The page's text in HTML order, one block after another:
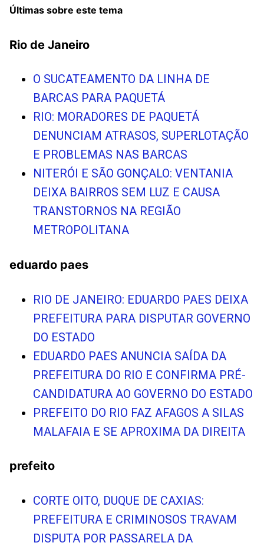
Últimas sobre este tema
Rio de Janeiro
O SUCATEAMENTO DA LINHA DE
BARCAS PARA PAQUETÁ
RIO: MORADORES DE PAQUETÁ
DENUNCIAM ATRASOS, SUPERLOTAÇÃO
E PROBLEMAS NAS BARCAS
NITERÓI E SÃO GONÇALO: VENTANIA
DEIXA BAIRROS SEM LUZ E CAUSA
TRANSTORNOS NA REGIÃO
METROPOLITANA
eduardo paes
RIO DE JANEIRO: EDUARDO PAES DEIXA
PREFEITURA PARA DISPUTAR GOVERNO
DO ESTADO
EDUARDO PAES ANUNCIA SAÍDA DA
PREFEITURA DO RIO E CONFIRMA PRÉ-
CANDIDATURA AO GOVERNO DO ESTADO
PREFEITO DO RIO FAZ AFAGOS A SILAS
MALAFAIA E SE APROXIMA DA DIREITA
prefeito
CORTE OITO, DUQUE DE CAXIAS:
PREFEITURA E CRIMINOSOS TRAVAM
DISPUTA POR PASSARELA DA